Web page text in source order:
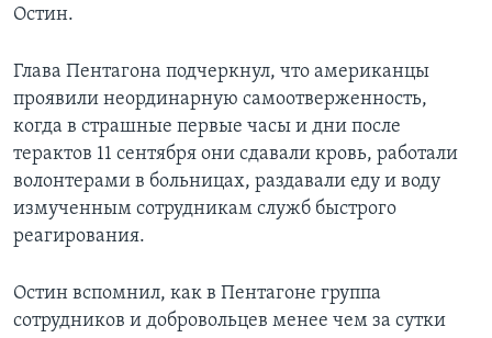
Остин.
Глава Пентагона подчеркнул, что американцы
проявили неординарную самоотверженность,
когда в страшные первые часы и дни после
терактов 11 сентября они сдавали кровь, работали
волонтерами в больницах, раздавали еду и воду
измученным сотрудникам служб быстрого
реагирования.
Остин вспомнил, как в Пентагоне группа
сотрудников и добровольцев менее чем за сутки